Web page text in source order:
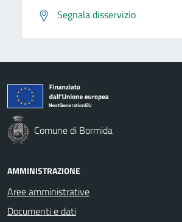
Segnala disservizio
Comune di Bormida
AMMINISTRAZIONE
Aree amministrative
Documenti e dati